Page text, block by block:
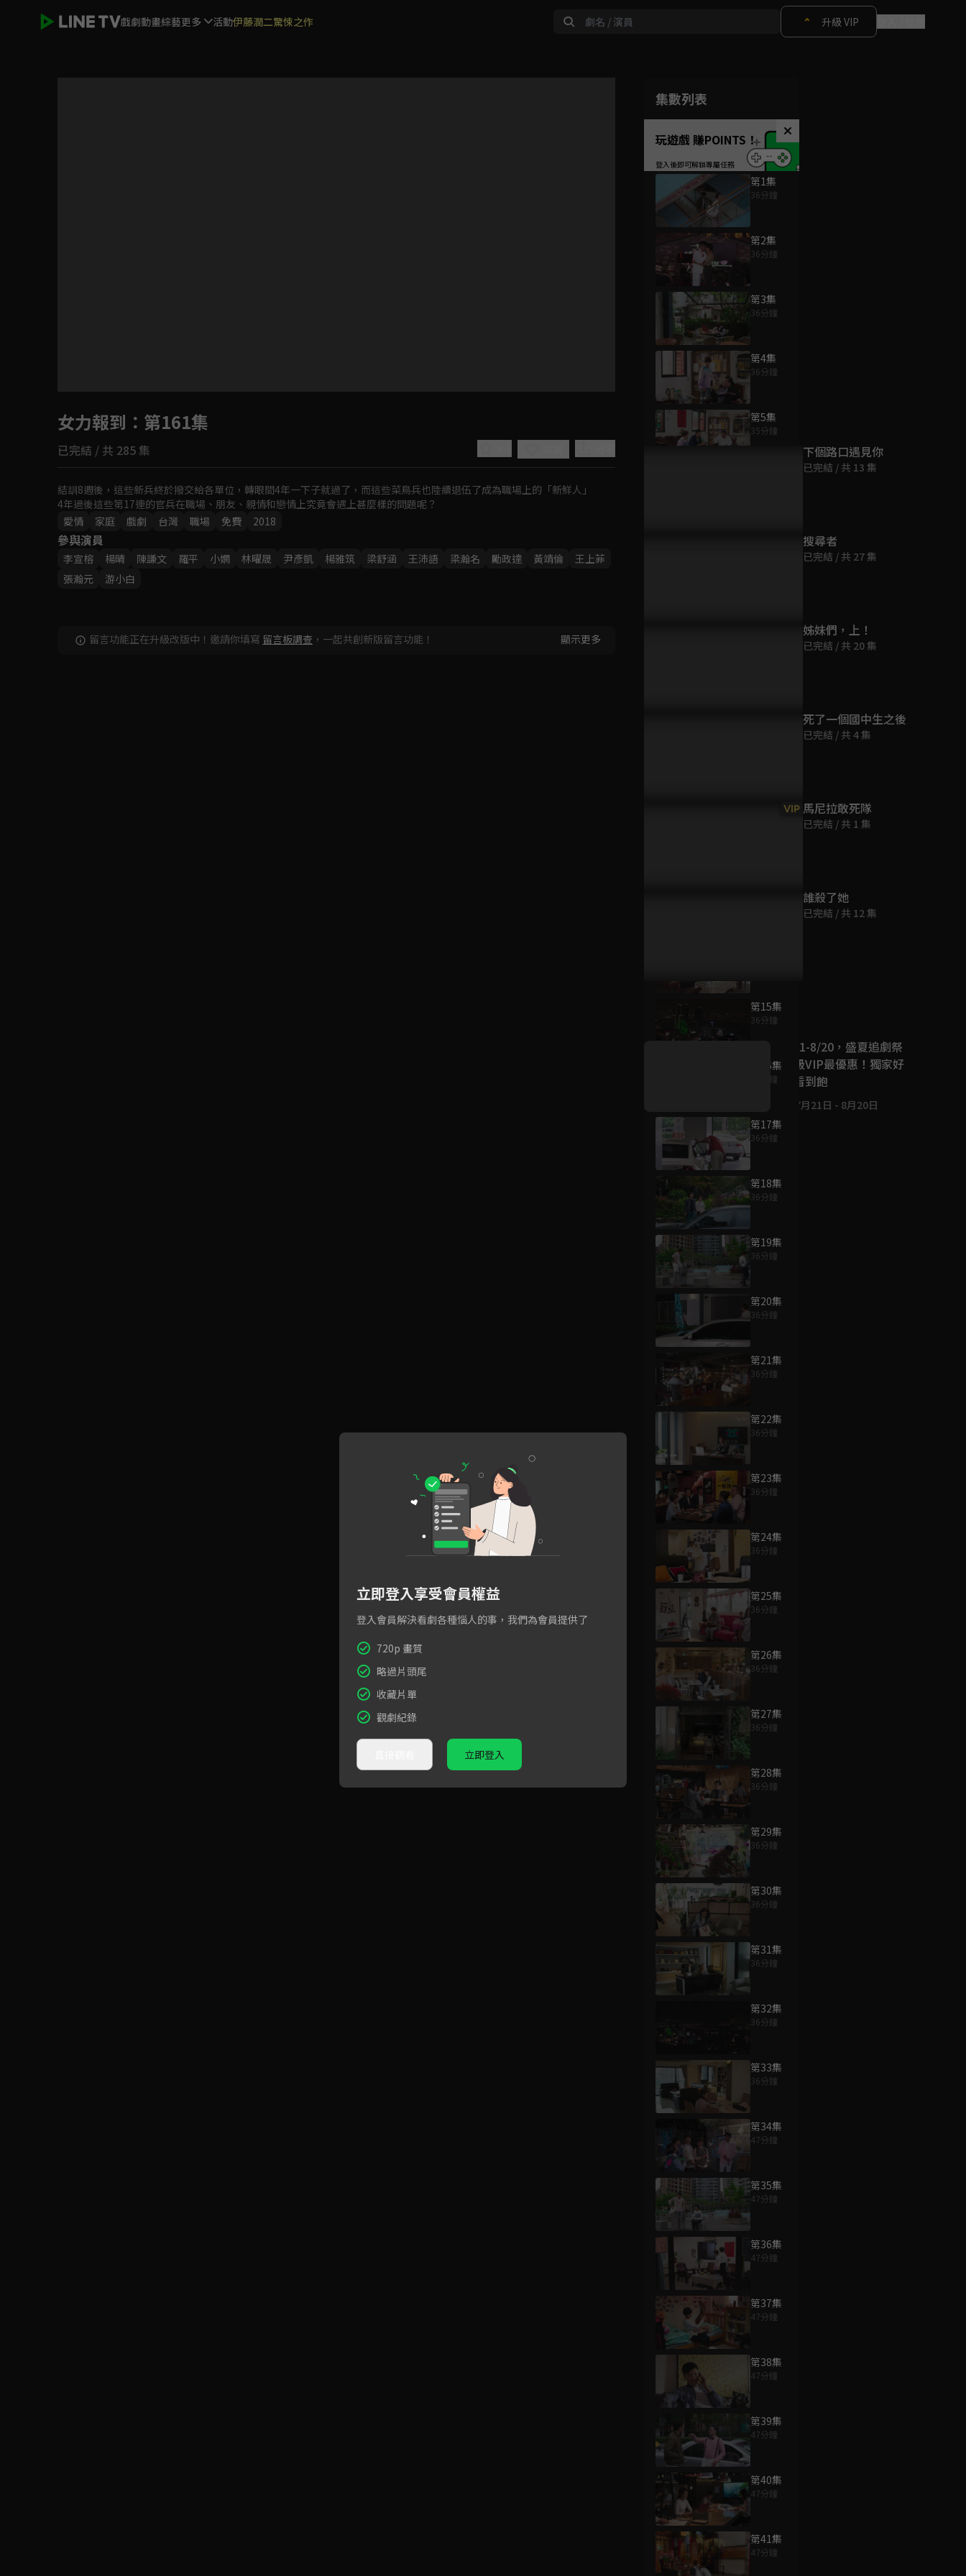
戲劇動畫綜藝更多 活動伊藤潤二驚悚之作 升級 VIP
Play
如有不便請見諒
回首頁
集數列表
玩遊戲 賺POINTS！
第1集
36分鐘
第2集
36分鐘
第3集
36分鐘
第4集
36分鐘
第5集
35分鐘
第15集
36分鐘
第16集
36分鐘
第17集
36分鐘
第18集
36分鐘
第19集
36分鐘
第20集
36分鐘
第21集
36分鐘
第22集
36分鐘
第23集
36分鐘
第24集
36分鐘
第25集
36分鐘
第26集
36分鐘
第27集
36分鐘
第28集
36分鐘
第29集
36分鐘
第30集
36分鐘
第31集
36分鐘
第32集
36分鐘
第33集
36分鐘
第34集
47分鐘
第35集
47分鐘
第36集
47分鐘
第37集
47分鐘
第38集
47分鐘
第39集
47分鐘
第40集
47分鐘
第41集
47分鐘
女力報到 ：第161集
已完結 / 共 285 集
結訓8週後，這些新兵終於撥交給各單位，轉眼間4年一下子就過了，而這些菜鳥兵也陸續退伍了成為職場上的「新鮮人」
4年過後這些第17連的官兵在職場、朋友、親情和戀情上究竟會遇上甚麼樣的問題呢？
愛情
家庭 戲劇 台灣 職場 免費 2018
參與演員
李宣榕 楊晴 ‬陳謙文 羅平 小嫻 林曜晟 尹彥凱 楊雅筑 梁舒涵 王沛語 梁瀚名 勵政達 黃靖倫
王上菲
張瀚元
游小白
留言功能正在升級改版中！邀請你填寫 留言板調查 ，一起共創新版留言功能！ 顯示更多
為您推薦
下個路口遇見你
已完結 / 共 13 集
搜尋者
已完結 / 共 27 集
姊妹們，上！
已完結 / 共 20 集
死了一個國中生之後
已完結 / 共 4 集
VIP 馬尼拉敢死隊
已完結 / 共 1 集
誰殺了她
已完結 / 共 12 集
好康資訊
7/21-8/20，盛夏追劇祭
升級VIP最優惠！獨家好
戲看到飽
7月21日 - 8月20日
立即登入享受會員權益
登入會員解決看劇各種惱人的事，我們為會員提供了
720p 畫質
略過片頭尾
收藏片單
觀劇紀錄
立即登入